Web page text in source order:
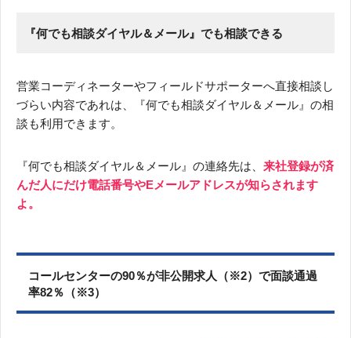
『何でも相談ダイヤル＆メール』でも相談できる
営業コーディネーターやフィールドサポーターへ直接相談し
づらい内容であれは、『何でも相談ダイヤル＆メール』の相
談も利用できます。
『何でも相談ダイヤル＆メール』の連絡先は、 来社登録が済
んだ人にだけ電話番号やEメールアドレスが知らされます
よ。
コールセンターの90％が非公開求人（※2）で面談通過
率82％（※3）